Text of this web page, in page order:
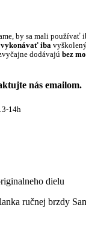
by sa mali používať
vykonávať iba
dodávajú bez
nás emailom.
14h
dielu
ručnej brzdy